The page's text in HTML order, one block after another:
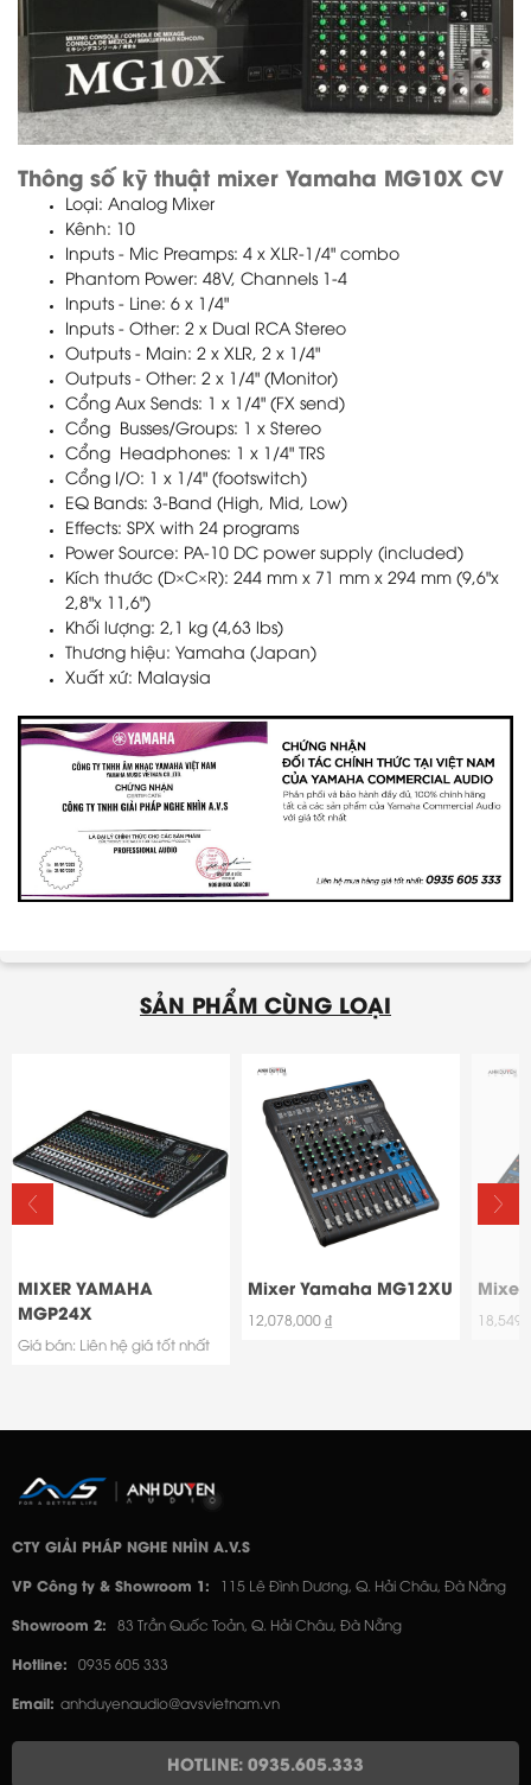
Thông số kỹ thuật mixer Yamaha MG10X CV
Loại: Analog Mixer
Kênh:
10
Inputs - Mic Preamps: 4 x XLR-1/4" combo
Phantom Power: 48V, Channels 1-4
Inputs - Line: 6 x 1/4"
Inputs - Other: 2 x Dual RCA Stereo
Outputs - Main: 2 x XLR, 2 x 1/4"
Outputs - Other: 2 x 1/4" (Monitor)
Cổng Aux Sends:
1 x 1/4" (FX send)
Cổng Busses/Groups:
1 x Stereo
Cổng Headphones:
1 x 1/4" TRS
Cổng I/O:
1 x 1/4" (footswitch)
EQ Bands: 3-Band (High, Mid, Low)
Effects: SPX with 24 programs
Power Source: PA-10 DC power supply (included)
Kích thước (D×C×R): 244 mm x 71 mm x 294 mm (9,6"x
2,8"x 11,6")
Khối lượng: 2,1 kg (4,63 lbs)
Thương hiệu: Yamaha (Japan)
Xuất xứ: Malaysia
SẢN PHẨM CÙNG LOẠI
MIXER YAMAHA
MGP24X
Giá bán: Liên hệ giá tốt nhất
Mixer Yamaha MG12XU
12,078,000 ₫
Mixer
CTY GIẢI PHÁP NGHE NHÌN A.V.S
VP Công ty & Showroom 1: 115 Lê Đình Dương, Q. Hải Châu, Đà Nẵng
Showroom 2: 83 Trần Quốc Toản, Q. Hải Châu, Đà Nẵng
Hotline: 0935 605 333
Email: anhduyenaudio@avsvietnam.vn
HOTLINE: 0935.605.333